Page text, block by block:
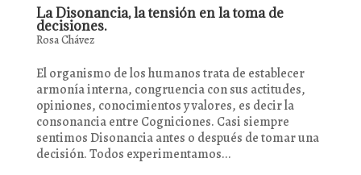
La Disonancia, la tensión en la toma de
decisiones.
Rosa Chávez
El organismo de los humanos trata de establecer
armonía interna, congruencia con sus actitudes,
opiniones, conocimientos y valores, es decir la
consonancia entre Cogniciones. Casi siempre
sentimos Disonancia antes o después de tomar una
decisión. Todos experimentamos...